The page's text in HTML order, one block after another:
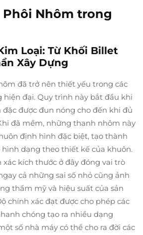
Phôi Nhôm trong
Loại: Từ Khối Billet
Xây Dựng
đã trở nên thiết yếu trong các
hiện đại. Quy trình này bắt đầu khi
được đun nóng cho đến khi đủ
đã mềm, những thanh nhôm này
định hình đặc biệt, tạo thành
dạng theo thiết kế của khuôn.
kích thước ở đây đóng vai trò
cả những sai số nhỏ cũng ảnh
thẩm mỹ và hiệu suất của sản
chính xác đạt được cho phép các
chóng tạo ra nhiều dạng
số nhà máy có thể cho ra đời các